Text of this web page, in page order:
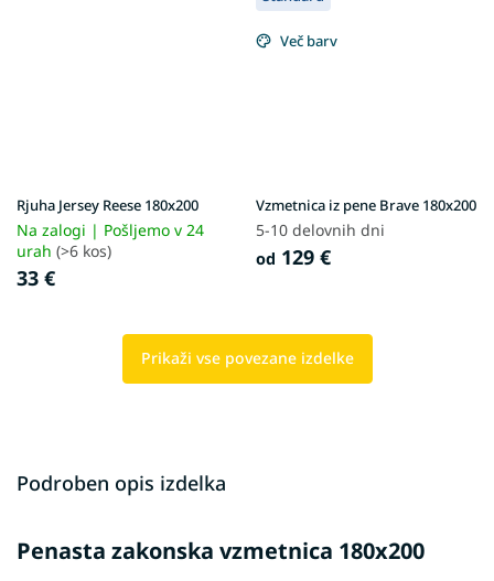
Rjuha Jersey Reese 180x200
Na zalogi | Pošljemo v 24
urah (>6 kos)
33 €
Več barv
Vzmetnica iz pene Brave 180x200
5-10 delovnih dni
od 129 €
Prikaži vse povezane izdelke
Podroben opis izdelka
Penasta zakonska vzmetnica 180x200